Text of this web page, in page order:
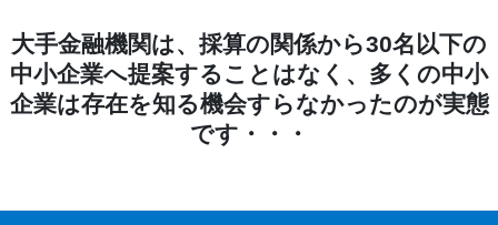
大手金融機関は、採算の関係から30名以下の
中小企業へ提案することはなく、多くの中小
企業は存在を知る機会すらなかったのが実態
です・・・